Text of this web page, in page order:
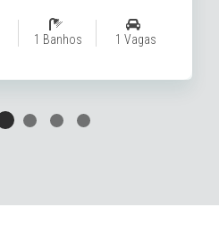
1 Banhos 1 Vagas